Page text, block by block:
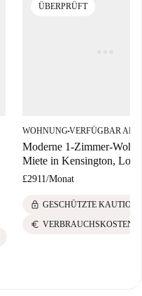
ÜBERPRÜFT
WOHNUNG■VERFÜGBAR AB
Moderne 1-Zimmer-
Miete in Kensington,
£2911/Monat
lock GESCHÜTZTE KAUTION
euro VERBRAUCHSKOSTEN